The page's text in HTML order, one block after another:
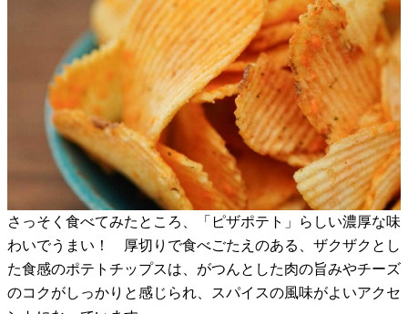
さっそく食べてみたところ、「ピザポテト」らしい濃厚な味
わいでうまい！ 厚切りで食べごたえのある、ザクザクとし
た食感のポテトチップスは、がつんとした肉の旨みやチーズ
のコクがしっかりと感じられ、スパイスの風味がよいアクセ